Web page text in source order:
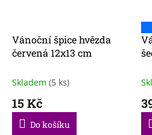
Vánoční špice hvězda
červená 12x13 cm
Skladem (5 ks)
15 Kč
Do košíku